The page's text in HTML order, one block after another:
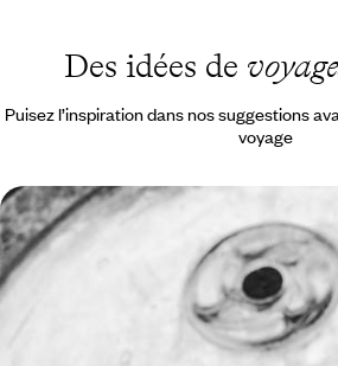
Des idées de
Puisez l’inspiration dans nos suggestions
voyage
Raguse, Syracuse et Taormine -
siciliennes
Un road-trip plein de séductions dans l’est de
hôtels de caractère